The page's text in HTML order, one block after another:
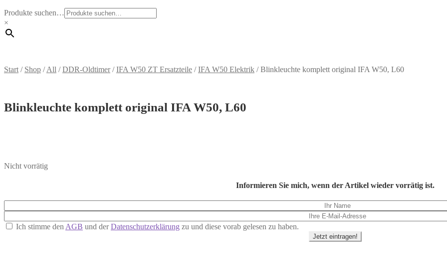
Produkte suchen…
×
Start / Shop /All /DDR-Oldtimer/IFA W50 ZT Ersatzteile /IFA W50 Elektrik /Blinkleuchte komplett original IFA W50, L60
Blinkleuchte komplett original IFA W50, L60
Nicht vorrätig
Informieren Sie mich, wenn der Artikel wieder vorrätig ist.
Ich stimme den AGB und derDatenschutzerklärung zu und diese vorab gelesen zu haben.
Jetzt eintragen!